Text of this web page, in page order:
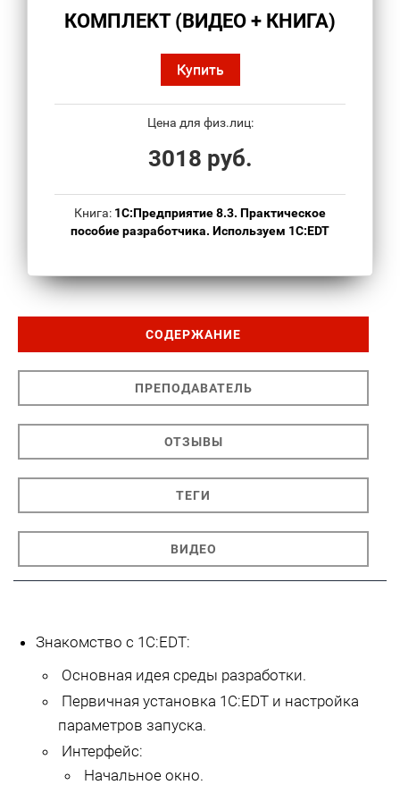
КОМПЛЕКТ (ВИДЕО + КНИГА)
Купить
Цена для физ.лиц:
3018 руб.
Книга: 1С:Предприятие 8.3. Практическое
пособие разработчика. Используем 1C:EDT
СОДЕРЖАНИЕ
ПРЕПОДАВАТЕЛЬ
ОТЗЫВЫ
ТЕГИ
ВИДЕО
Знакомство с 1С:EDT:
Основная идея среды разработки.
Первичная установка 1С:EDT и настройка
параметров запуска.
Интерфейс:
Начальное окно.